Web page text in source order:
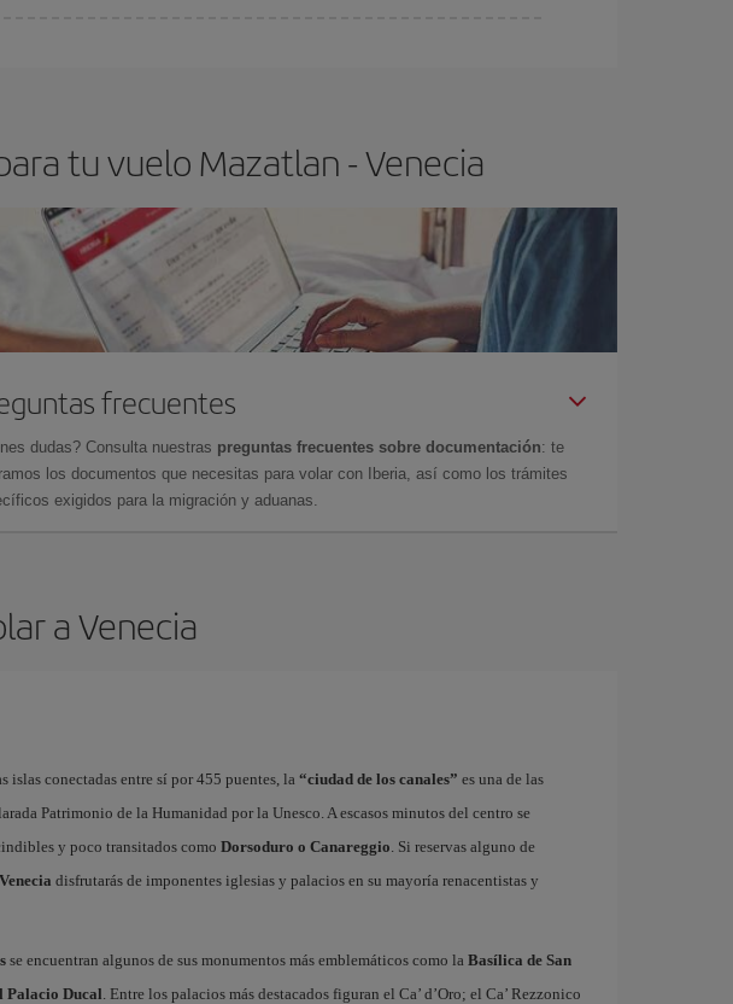
tu vuelo Mazatlan - Venecia
frecuentes
dudas? Consulta nuestras preguntas frecuentes sobre documentación: te
los documentos que necesitas para volar con Iberia, así como los trámites
exigidos para la migración y aduanas.
a Venecia
islas conectadas entre sí por 455 puentes, la “ciudad de los canales” es una de las
Patrimonio de la Humanidad por la Unesco. A escasos minutos del centro se
y poco transitados como Dorsoduro o Canareggio. Si reservas alguno de
disfrutarás de imponentes iglesias y palacios en su mayoría renacentistas y
se encuentran algunos de sus monumentos más emblemáticos como la Basílica de San
Palacio Ducal. Entre los palacios más destacados figuran el Ca’ d’Oro; el Ca’ Rezzonico